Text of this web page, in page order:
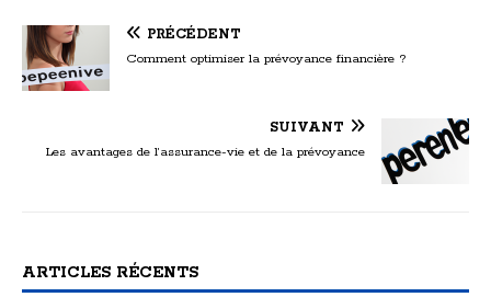
PRÉCÉDENT
Comment optimiser la prévoyance financière ?
SUIVANT
Les avantages de l’assurance-vie et de la prévoyance
ARTICLES RÉCENTS